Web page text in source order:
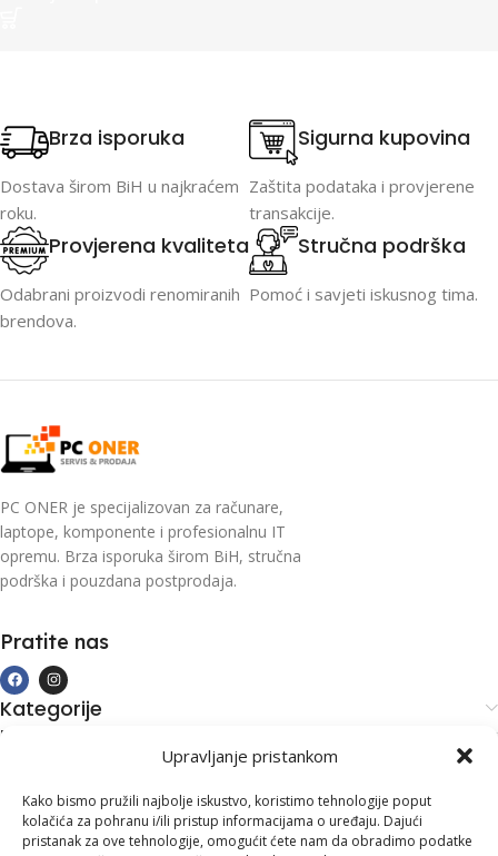
Upravljanje pristankom
Kako bismo pružili najbolje iskustvo, koristimo tehnologije poput
kolačića za pohranu i/ili pristup informacijama o uređaju. Dajući
pristanak za ove tehnologije, omogućit ćete nam da obradimo podatke
Brza isporuka
Dostava širom BiH u najkraćem
roku.
Sigurna kupovina
Zaštita podataka i provjerene
transakcije.
Provjerena kvaliteta
Odabrani proizvodi renomiranih
brendova.
Stručna podrška
Pomoć i savjeti iskusnog tima.
PC ONER je specijalizovan za računare,
laptope, komponente i profesionalnu IT
opremu. Brza isporuka širom BiH, stručna
podrška i pouzdana postprodaja.
Pratite nas
Kategorije
Kupovina i podrška
Kontakt informacije
Branilaca Bosne, 75 300 Lukavac